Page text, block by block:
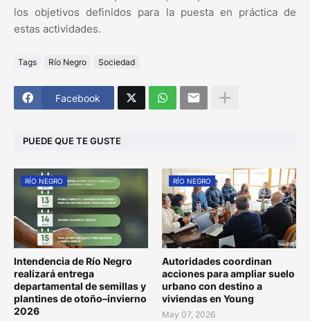
los objetivos definidos para la puesta en práctica de
estas actividades.
Tags Río Negro Sociedad
Facebook
PUEDE QUE TE GUSTE
RÍO NEGRO
Intendencia de Río Negro
realizará entrega
departamental de semillas y
plantines de otoño–invierno
2026
RÍO NEGRO
Autoridades coordinan
acciones para ampliar suelo
urbano con destino a
viviendas en Young
May 07, 2026